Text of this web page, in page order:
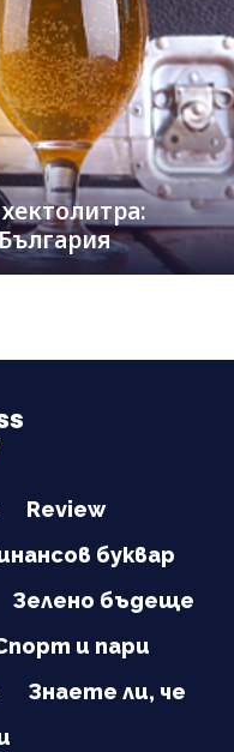
Review
буквар
Зелено бъдеще
и пари
Знаете ли, че